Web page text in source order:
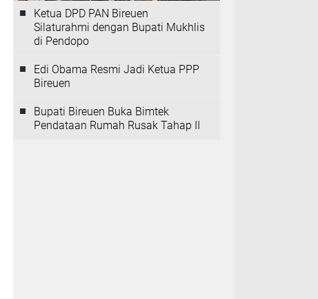
Ketua DPD PAN Bireuen
Silaturahmi dengan Bupati Mukhlis
di Pendopo
Edi Obama Resmi Jadi Ketua PPP
Bireuen
Bupati Bireuen Buka Bimtek
Pendataan Rumah Rusak Tahap II